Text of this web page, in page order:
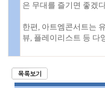
은 무대를 즐기면 좋겠
한편, 아트엠콘서트는
뷰, 플레이리스트 등 다